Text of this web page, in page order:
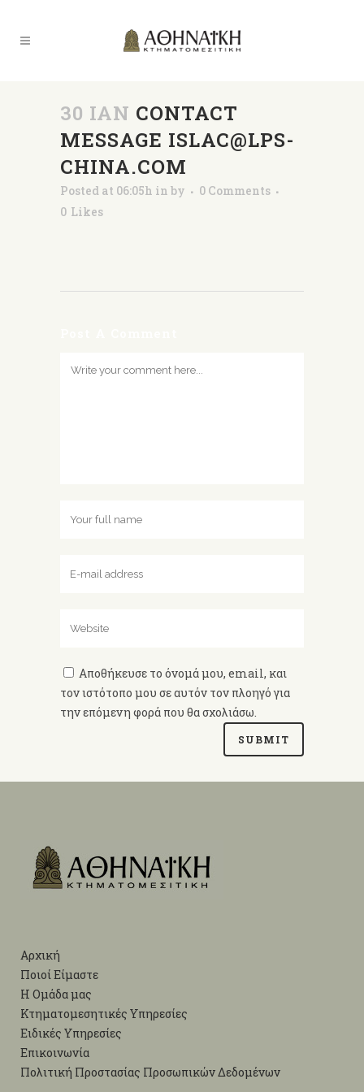
30 ΙΑΝ CONTACT
MESSAGE ISLAC@LPS-
CHINA.COM
Posted at 06:05h in by
0 Comments
0 Likes
Αποθήκευσε το όνομά μου, email, και
τον ιστότοπο μου σε αυτόν τον πλοηγό για
την επόμενη φορά που θα σχολιάσω.
Αρχική
Ποιοί Είμαστε
Η Ομάδα μας
Κτηματομεσητικές Υπηρεσίες
Ειδικές Υπηρεσίες
Επικοινωνία
Πολιτική Προστασίας Προσωπικών Δεδομένων